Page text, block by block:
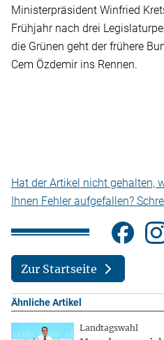
Ministerpräsident Winfried
Frühjahr nach drei
die Grünen geht der frühere
Cem Özdemir ins Rennen.
Hat der Artikel nicht gehalten,
Ihnen Fehler aufgefallen?
Zur Startseite
Ähnliche Artikel
Landtagswahl